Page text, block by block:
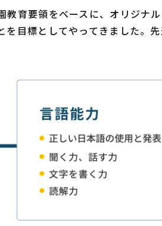
育要領をベースに、オリジナ
目標としてやってきました。